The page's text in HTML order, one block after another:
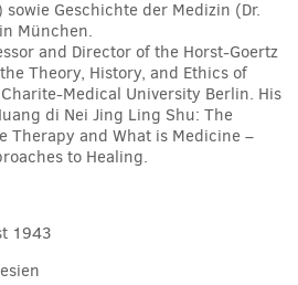
Geschichte der Medizin (Dr.
München.
and Director of the Horst-Goertz
Theory, History, and Ethics of
Medical University Berlin. His
di Nei Jing Ling Shu: The
Therapy and What is Medicine –
to Healing.
1943